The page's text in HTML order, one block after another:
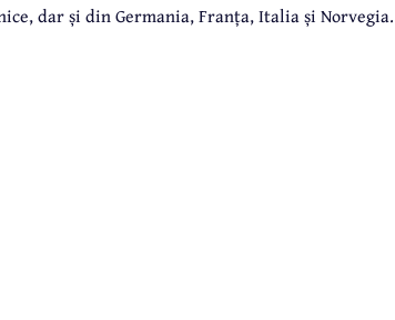
dar și din Germania, Franța, Italia și Norvegia.